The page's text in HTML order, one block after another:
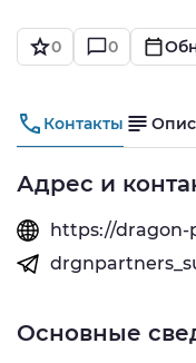
0 0
Контакты
Адрес и
https://dragon-
Основные